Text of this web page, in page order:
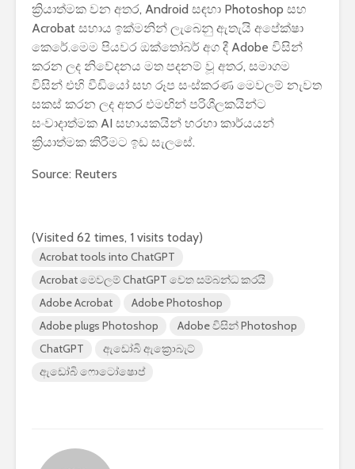
ක්‍රියාත්මක වන අතර, Android සඳහා Photoshop සහ
Acrobat සහාය ඉක්මනින් ලැබෙනු ඇතැයි අපේක්ෂා
කෙරේ.මෙම පියවර ඔක්තෝබර් අග දී Adobe විසින්
කරන ලද නිවේදනය මත පදනම් වූ අතර, සමාගම
විසින් එහි වීඩියෝ සහ රූප සංස්කරණ මෙවලම් නැවත
සකස් කරන ලද අතර එමඟින් පරිශීලකයින්ට
සංවාදාත්මක AI සහායකයින් හරහා කාර්යයන්
ක්‍රියාත්මක කිරීමට ඉඩ සැලසේ.
Source: Reuters
(Visited 62 times, 1 visits today)
Acrobat tools into ChatGPT
Acrobat මෙවලම් ChatGPT වෙත සම්බන්ධ කරයි
Adobe Acrobat
Adobe Photoshop
Adobe plugs Photoshop
Adobe විසින් Photoshop
ChatGPT
ඇඩෝබි ඇක්‍රොබැට්
ඇඩෝබි ෆොටෝෂොප්